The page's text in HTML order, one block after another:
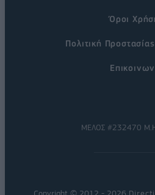
Όροι
Πολιτική
ΜΕΛΟΣ #232470